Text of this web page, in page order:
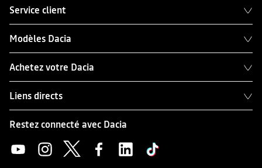
Service client
Modèles Dacia
Achetez votre Dacia
Liens directs
Restez connecté avec Dacia